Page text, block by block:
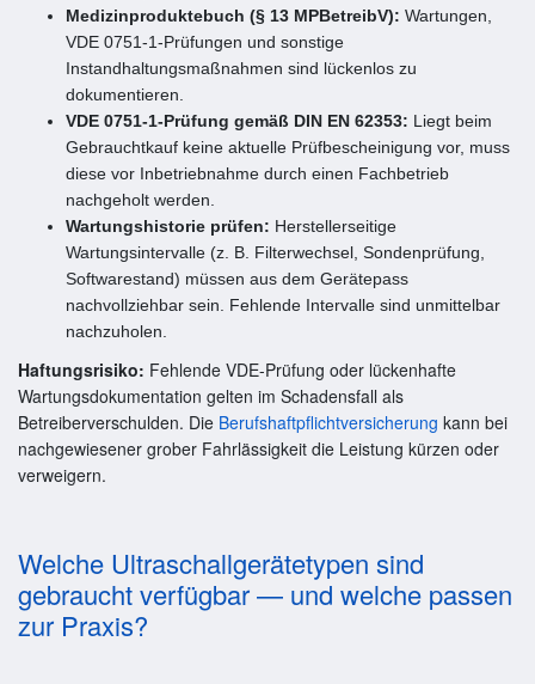
Medizinproduktebuch (§ 13 MPBetreibV): Wartungen,
VDE 0751-1-Prüfungen und sonstige
Instandhaltungsmaßnahmen sind lückenlos zu
dokumentieren.
VDE 0751-1-Prüfung gemäß DIN EN 62353: Liegt beim
Gebrauchtkauf keine aktuelle Prüfbescheinigung vor, muss
diese vor Inbetriebnahme durch einen Fachbetrieb
nachgeholt werden.
Wartungshistorie prüfen: Herstellerseitige
Wartungsintervalle (z. B. Filterwechsel, Sondenprüfung,
Softwarestand) müssen aus dem Gerätepass
nachvollziehbar sein. Fehlende Intervalle sind unmittelbar
nachzuholen.
Haftungsrisiko: Fehlende VDE-Prüfung oder lückenhafte
Wartungsdokumentation gelten im Schadensfall als
Betreiberverschulden. Die Berufshaftpflichtversicherung kann bei
nachgewiesener grober Fahrlässigkeit die Leistung kürzen oder
verweigern.
Welche Ultraschallgerätetypen sind
gebraucht verfügbar — und welche passen
zur Praxis?